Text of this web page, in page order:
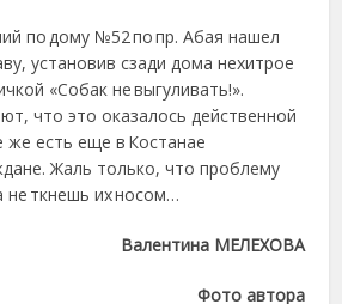
по дому №52 по пр. Абая нашел
установив сзади дома нехитрое
«Собак не выгуливать!».
что это оказалось действенной
есть еще в Костанае
Жаль только, что проблему
не ткнешь их носом…
Валентина МЕЛЕХОВА
Фото автора